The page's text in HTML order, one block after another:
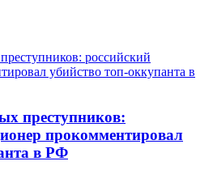
преступников:
прокомментировал
в РФ